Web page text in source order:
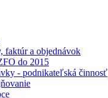
faktúr a objednávok
do 2015
- podnikateľská činnosť